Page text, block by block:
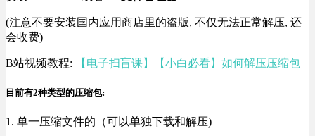
(注意不要安装国内应用商店里的盗版, 不仅无法正常解压, 还
会收费)
B站视频教程: 【电子扫盲课】【小白必看】如何解压压缩包
目前有2种类型的压缩包:
1. 单一压缩文件的（可以单独下载和解压)